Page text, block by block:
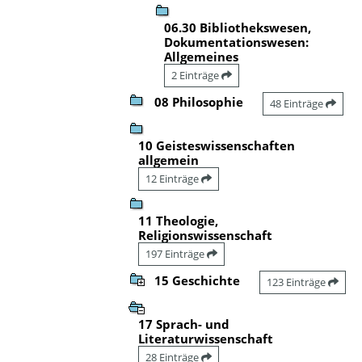
06.30 Bibliothekswesen,
Dokumentationswesen:
Allgemeines
2 Einträge
08 Philosophie 48 Einträge
10 Geisteswissenschaften
allgemein
12 Einträge
11 Theologie,
Religionswissenschaft
197 Einträge
15 Geschichte 123 Einträge
17 Sprach- und
Literaturwissenschaft
28 Einträge